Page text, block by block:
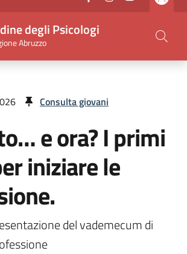
Seguici su
degli Psicologi
Abruzzo
Consulta giovani
e ora? I primi
iniziare le
del vademecum di